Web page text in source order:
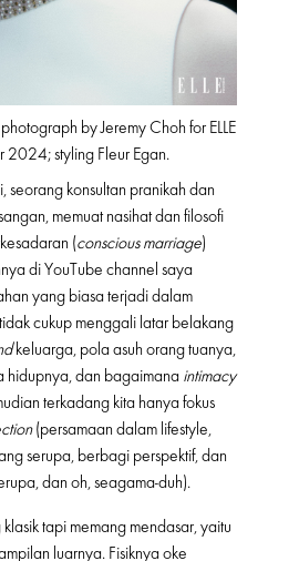
by Jeremy Choh for ELLE
2024; styling Fleur Egan.
seorang konsultan pranikah dan
memuat nasihat dan filosofi
(conscious marriage)
di YouTube channel saya
yang biasa terjadi dalam
cukup menggali latar belakang
keluarga, pola asuh orang tuanya,
hidupnya, dan bagaimana intimacy
terkadang kita hanya fokus
(persamaan dalam lifestyle,
serupa, berbagi perspektif, dan
dan oh, seagama-duh).
tapi memang mendasar, yaitu
luarnya. Fisiknya oke